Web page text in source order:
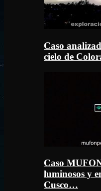
Caso
cielo de
Caso
luminosos y
Cusco…